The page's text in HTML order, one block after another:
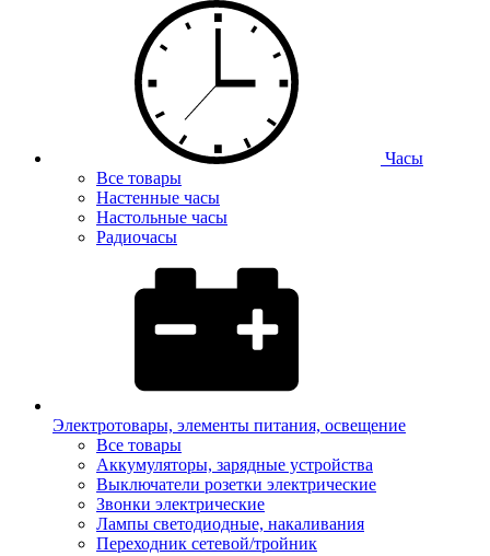
Часы
Все товары
Настенные часы
Настольные часы
Радиочасы
Электротовары, элементы питания, освещение
Все товары
Аккумуляторы, зарядные устройства
Выключатели розетки электрические
Звонки электрические
Лампы светодиодные, накаливания
Переходник сетевой/тройник